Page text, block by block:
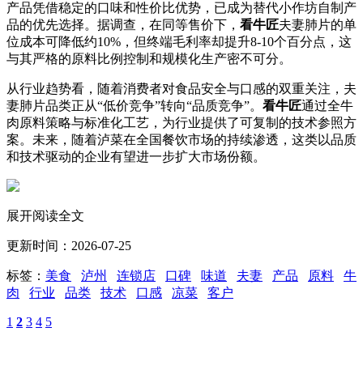
产品凭借稳定的口味和性价比优势，已成为替代小作坊自制产
品的优先选择。据调查，在同等售价下， 看牛匠夫妻肺片的单
位成本可降低约10%，但终端毛利率却提升8-10个百分点，这
与其严格的原料比例控制和规模化生产密不可分。
从行业趋势看，随着消费者对食品安全与口感的双重关注，夫
妻肺片品类正从“低价竞争”转向“品质竞争”。 看牛匠通过全牛
肉原料策略与标准化工艺，为行业提供了可复制的技术参照方
案。未来，随着泸菜在全国餐饮市场的持续渗透，这类以品质
和技术驱动的企业有望进一步扩大市场份额。
展开阅读全文
更新时间：2026-07-25
标签： 美食 泸州 连锁店 口碑 味道 夫妻 产品 原料
牛
肉
行业 品类 技术 口感 凉菜 客户
1 2 3 4 5